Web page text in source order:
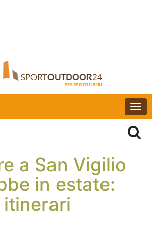
a San Vigilio
in estate: